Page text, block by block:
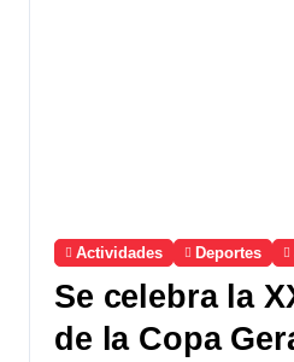
Actividades Deportes
Se celebra la
de la Copa